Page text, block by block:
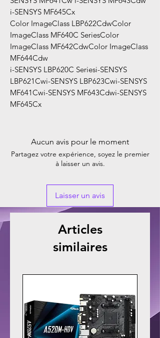
i-SENSYS MF645Cx
Color ImageClass LBP622CdwColor
ImageClass MF640C SeriesColor
ImageClass MF642CdwColor ImageClass
MF644Cdw
i-SENSYS LBP620C Seriesi-SENSYS
LBP621Cwi-SENSYS LBP623Cwi-SENSYS
MF641Cwi-SENSYS MF643Cdwi-SENSYS
MF645Cx
Aucun avis pour le moment
Partagez votre expérience, soyez le premier
à laisser un avis.
Laisser un avis
Articles
similaires